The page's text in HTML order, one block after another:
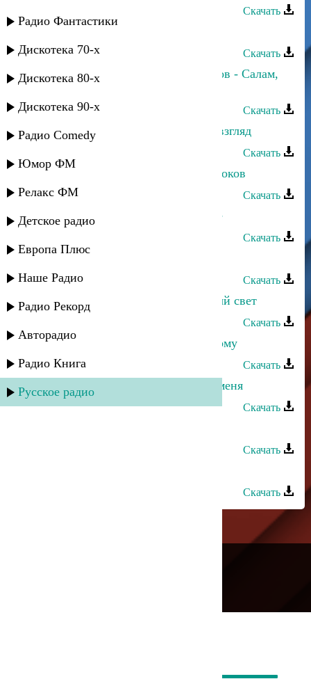
Радио Фантастики
Дискотека 70-х
Дискотека 80-х
Дискотека 90-х
Радио Comedy
Юмор ФМ
Релакс ФМ
Детское радио
Европа Плюс
Наше Радио
Радио Рекорд
Авторадио
Радио Книга
Русское радио
Скачать
Патимат Кагирова - Урахинская
Скачать
Патимат Кагирова и Ринат Каримов - Салам,
Скачать
Патимат Кагирова - Твой чистый взгляд
Скачать
Патимат Кагирова - Матерям пророков
Скачать
Патимат Кагирова - Мои любимые
Скачать
Патимат Кагирова - Моя душа
Скачать
Магомедсалам Магомедов - Лунный свет
Скачать
Патимат Кагирова - Счастье каждому
Скачать
Патимат Кагирова - Подальше от меня
Скачать
Скачать
Скачать